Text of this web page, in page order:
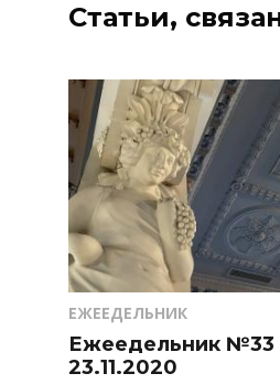
Статьи,
ЕЖЕЕДЕЛЬНИК
Ежеедельник №33
23.11.2020